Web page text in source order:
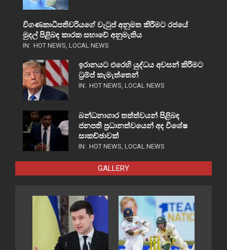
විගණකාධිපතිවරියගේ වැටුප් අනුමත කිරීමට රජයේ
මුදල් පිළිබඳ කාරක සභාවේ අනුමැතිය
IN: HOT NEWS LOCAL NEWS
ඉරානයට එරෙහි යුද්ධය අවසන් කිරීමට
ට්‍රම්ප් කැමැත්තෙන්
IN: HOT NEWS LOCAL NEWS
බන්ධනාගාර තත්ත්වයන් පිළිබඳ
ජනපති ප්‍රධානත්වයෙන් අද විශේෂ
සාකච්ඡාවක්
IN: HOT NEWS LOCAL NEWS
GALLERY